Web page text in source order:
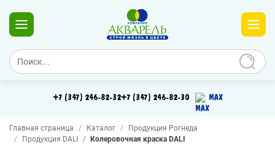
+7 (347) 246-82-32+7 (347) 246-82-30 MAX
Главная страница Каталог
Продукция Рогнеда
Продукция DALI
Колеровочная краска DALI